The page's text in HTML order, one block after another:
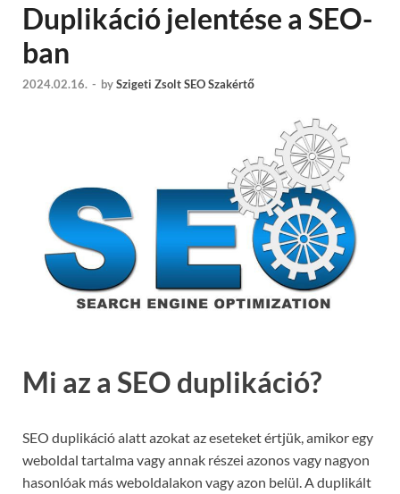
Duplikáció jelentése a SEO-
ban
2024.02.16. - bySzigeti Zsolt SEO Szakértő
Mi az a SEO duplikáció?
SEO duplikáció alatt azokat az eseteket értjük, amikor egy
weboldal tartalma vagy annak részei azonos vagy nagyon
hasonlóak más weboldalakon vagy azon belül. A duplikált